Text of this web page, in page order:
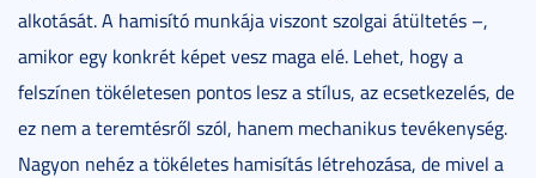
alkotását. A hamisító munkája viszont szolgai átültetés –,
amikor egy konkrét képet vesz maga elé. Lehet, hogy a
felszínen tökéletesen pontos lesz a stílus, az ecsetkezelés, de
ez nem a teremtésről szól, hanem mechanikus tevékenység.
Nagyon nehéz a tökéletes hamisítás létrehozása, de mivel a